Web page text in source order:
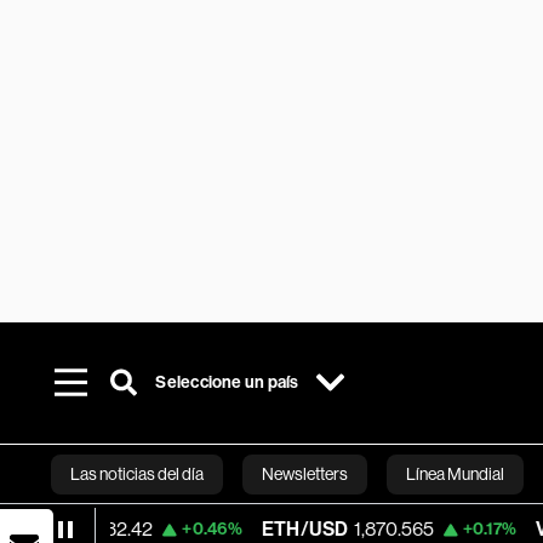
Seleccione un país
Las noticias del día Newsletters Línea Mundial
Bloomberg
+0.46% ETH/USD 1,870.565 +0.17% Visa